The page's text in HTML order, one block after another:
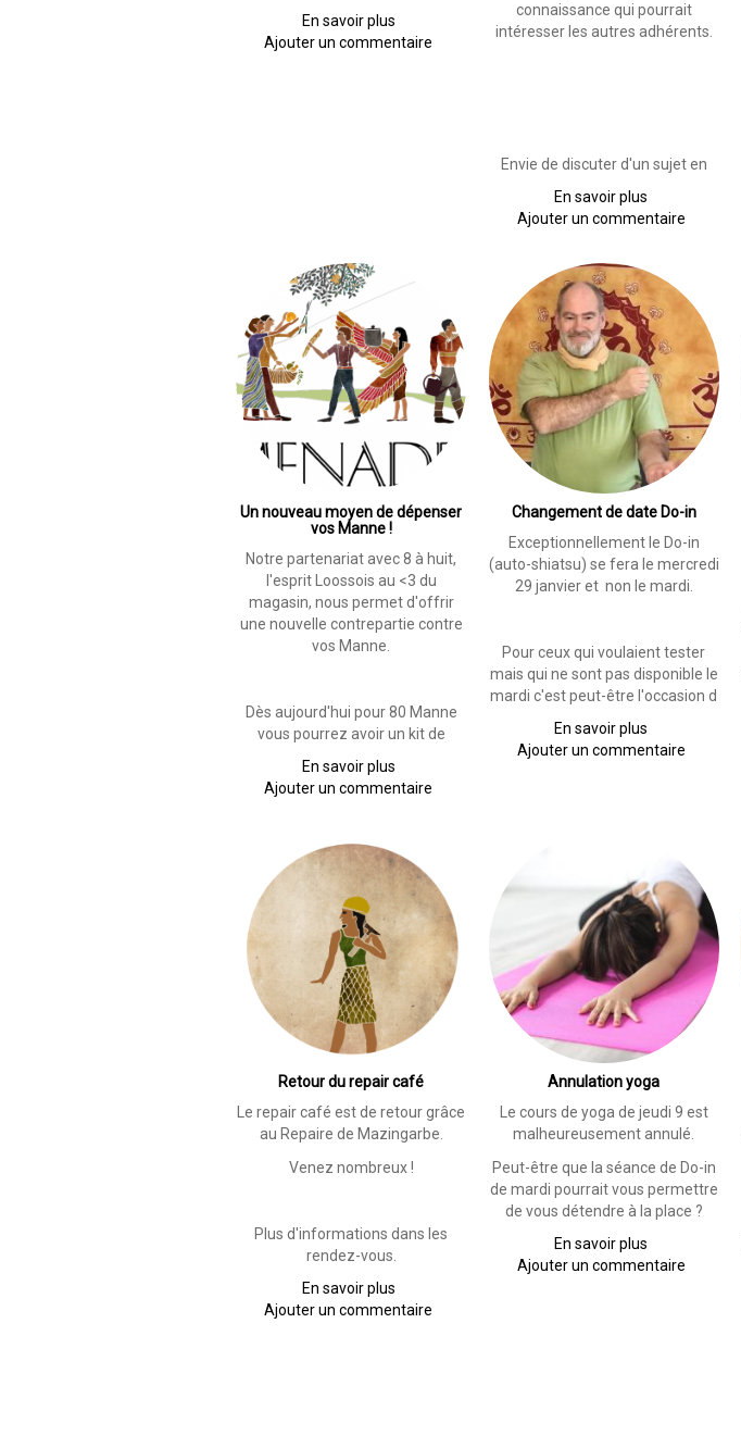
En savoir plus
Annulation
Ajouter un commentaire
connaissance qui pourrait
intéresser les autres adhérents.
Envie de discuter d'un sujet en
En savoir plus
Proposez
Ajouter un commentaire
Un nouveau moyen de dépenser
vos Manne !
Notre partenariat avec 8 à huit,
l'esprit Loossois au <3 du
magasin, nous permet d'offrir
une nouvelle contrepartie contre
vos Manne.
Dès aujourd'hui pour 80 Manne
vous pourrez avoir un kit de
En savoir plus
Un
de
dépenser
vos
Manne
!
Ajouter un commentaire
Changement de date Do-in
Exceptionnellement le Do-in
(auto-shiatsu) se fera le mercredi
29 janvier et non le mardi.
Pour ceux qui voulaient tester
mais qui ne sont pas disponible le
mardi c'est peut-être l'occasion d
En savoir plus
Changement
Ajouter un commentaire
Retour du repair café
Le repair café est de retour grâce
au Repaire de Mazingarbe.
Venez nombreux !
Plus d'informations dans les
rendez-vous.
En savoir plus
Retour
Ajouter un commentaire
Annulation yoga
Le cours de yoga de jeudi 9 est
malheureusement annulé.
Peut-être que la séance de Do-in
de mardi pourrait vous permettre
de vous détendre à la place ?
En savoir plus
Annulation
Ajouter un commentaire